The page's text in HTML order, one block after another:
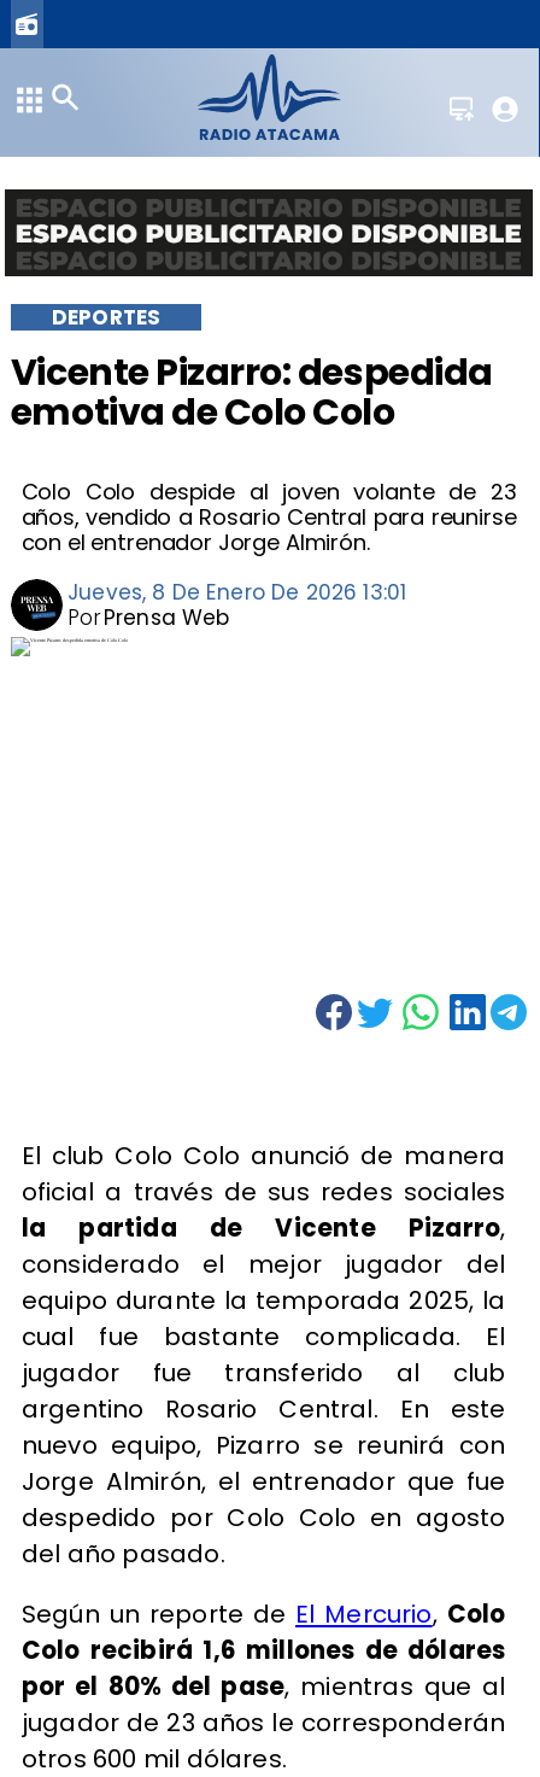
Vicente Pizarro: despedida
emotiva de Colo Colo
Colo Colo despide al joven volante de 23
años, vendido a Rosario Central para reunirse
con el entrenador Jorge Almirón.
DEPORTES
Jueves, 8 De Enero De 2026 13:01
Prensa Web
Por
El club Colo Colo anunció de manera
oficial a través de sus redes sociales
la partida de Vicente Pizarro,
considerado el mejor jugador del
equipo durante la temporada 2025, la
cual fue bastante complicada. El
jugador fue transferido al club
argentino Rosario Central. En este
nuevo equipo, Pizarro se reunirá con
Jorge Almirón, el entrenador que fue
despedido por Colo Colo en agosto
del año pasado.
Según un reporte de El Mercurio, Colo
Colo recibirá 1,6 millones de dólares
por el 80% del pase, mientras que al
jugador de 23 años le corresponderán
otros 600 mil dólares.